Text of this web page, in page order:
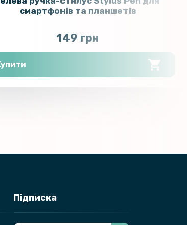
7440
469 грн
1m, Black
249 грн
плівка Hydrogel
Book 4 Pro 14 POL
469 грн
плівка Hydrogel
Plus​, Transparent
смартфонів та планшетів
149 грн
Підписка